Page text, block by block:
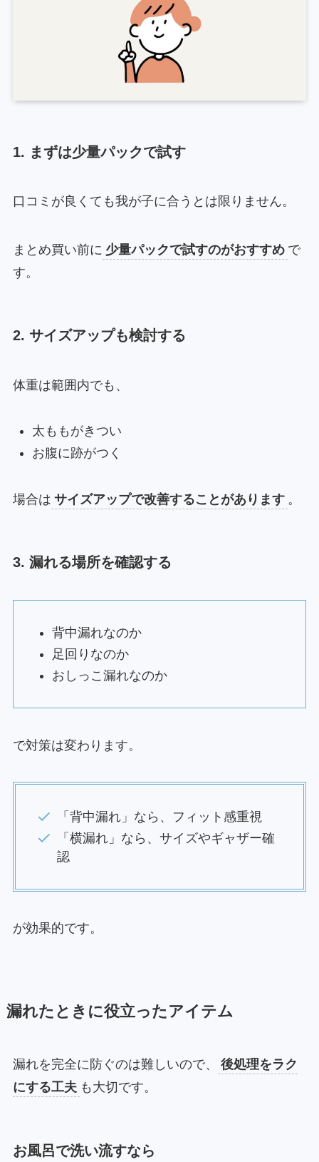
1. まずは少量パックで試す
口コミが良くても我が子に合うとは限りません。
まとめ買い前に 少量パックで試すのがおすすめ で
す。
2. サイズアップも検討する
体重は範囲内でも、
太ももがきつい
お腹に跡がつく
場合は サイズアップで改善することがあります 。
3. 漏れる場所を確認する
背中漏れなのか
足回りなのか
おしっこ漏れなのか
で対策は変わります。
「背中漏れ」なら、フィット感重視
「横漏れ」なら、サイズやギャザー確
認
が効果的です。
漏れたときに役立ったアイテム
漏れを完全に防ぐのは難しいので、
後処理をラク
にする工夫 も大切です。
お風呂で洗い流すなら